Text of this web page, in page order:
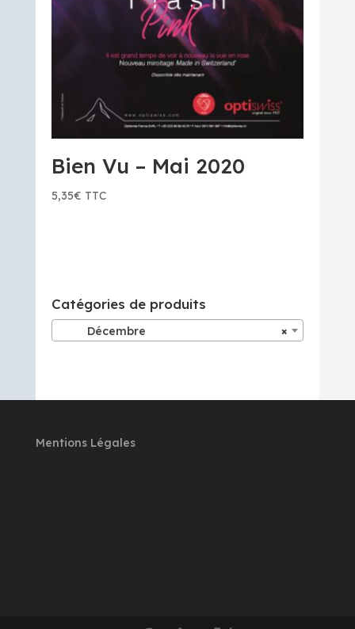
Bien Vu – Mai 2020
5,35€ TTC
Catégories de produits
×
Décembre
Mentions Légales